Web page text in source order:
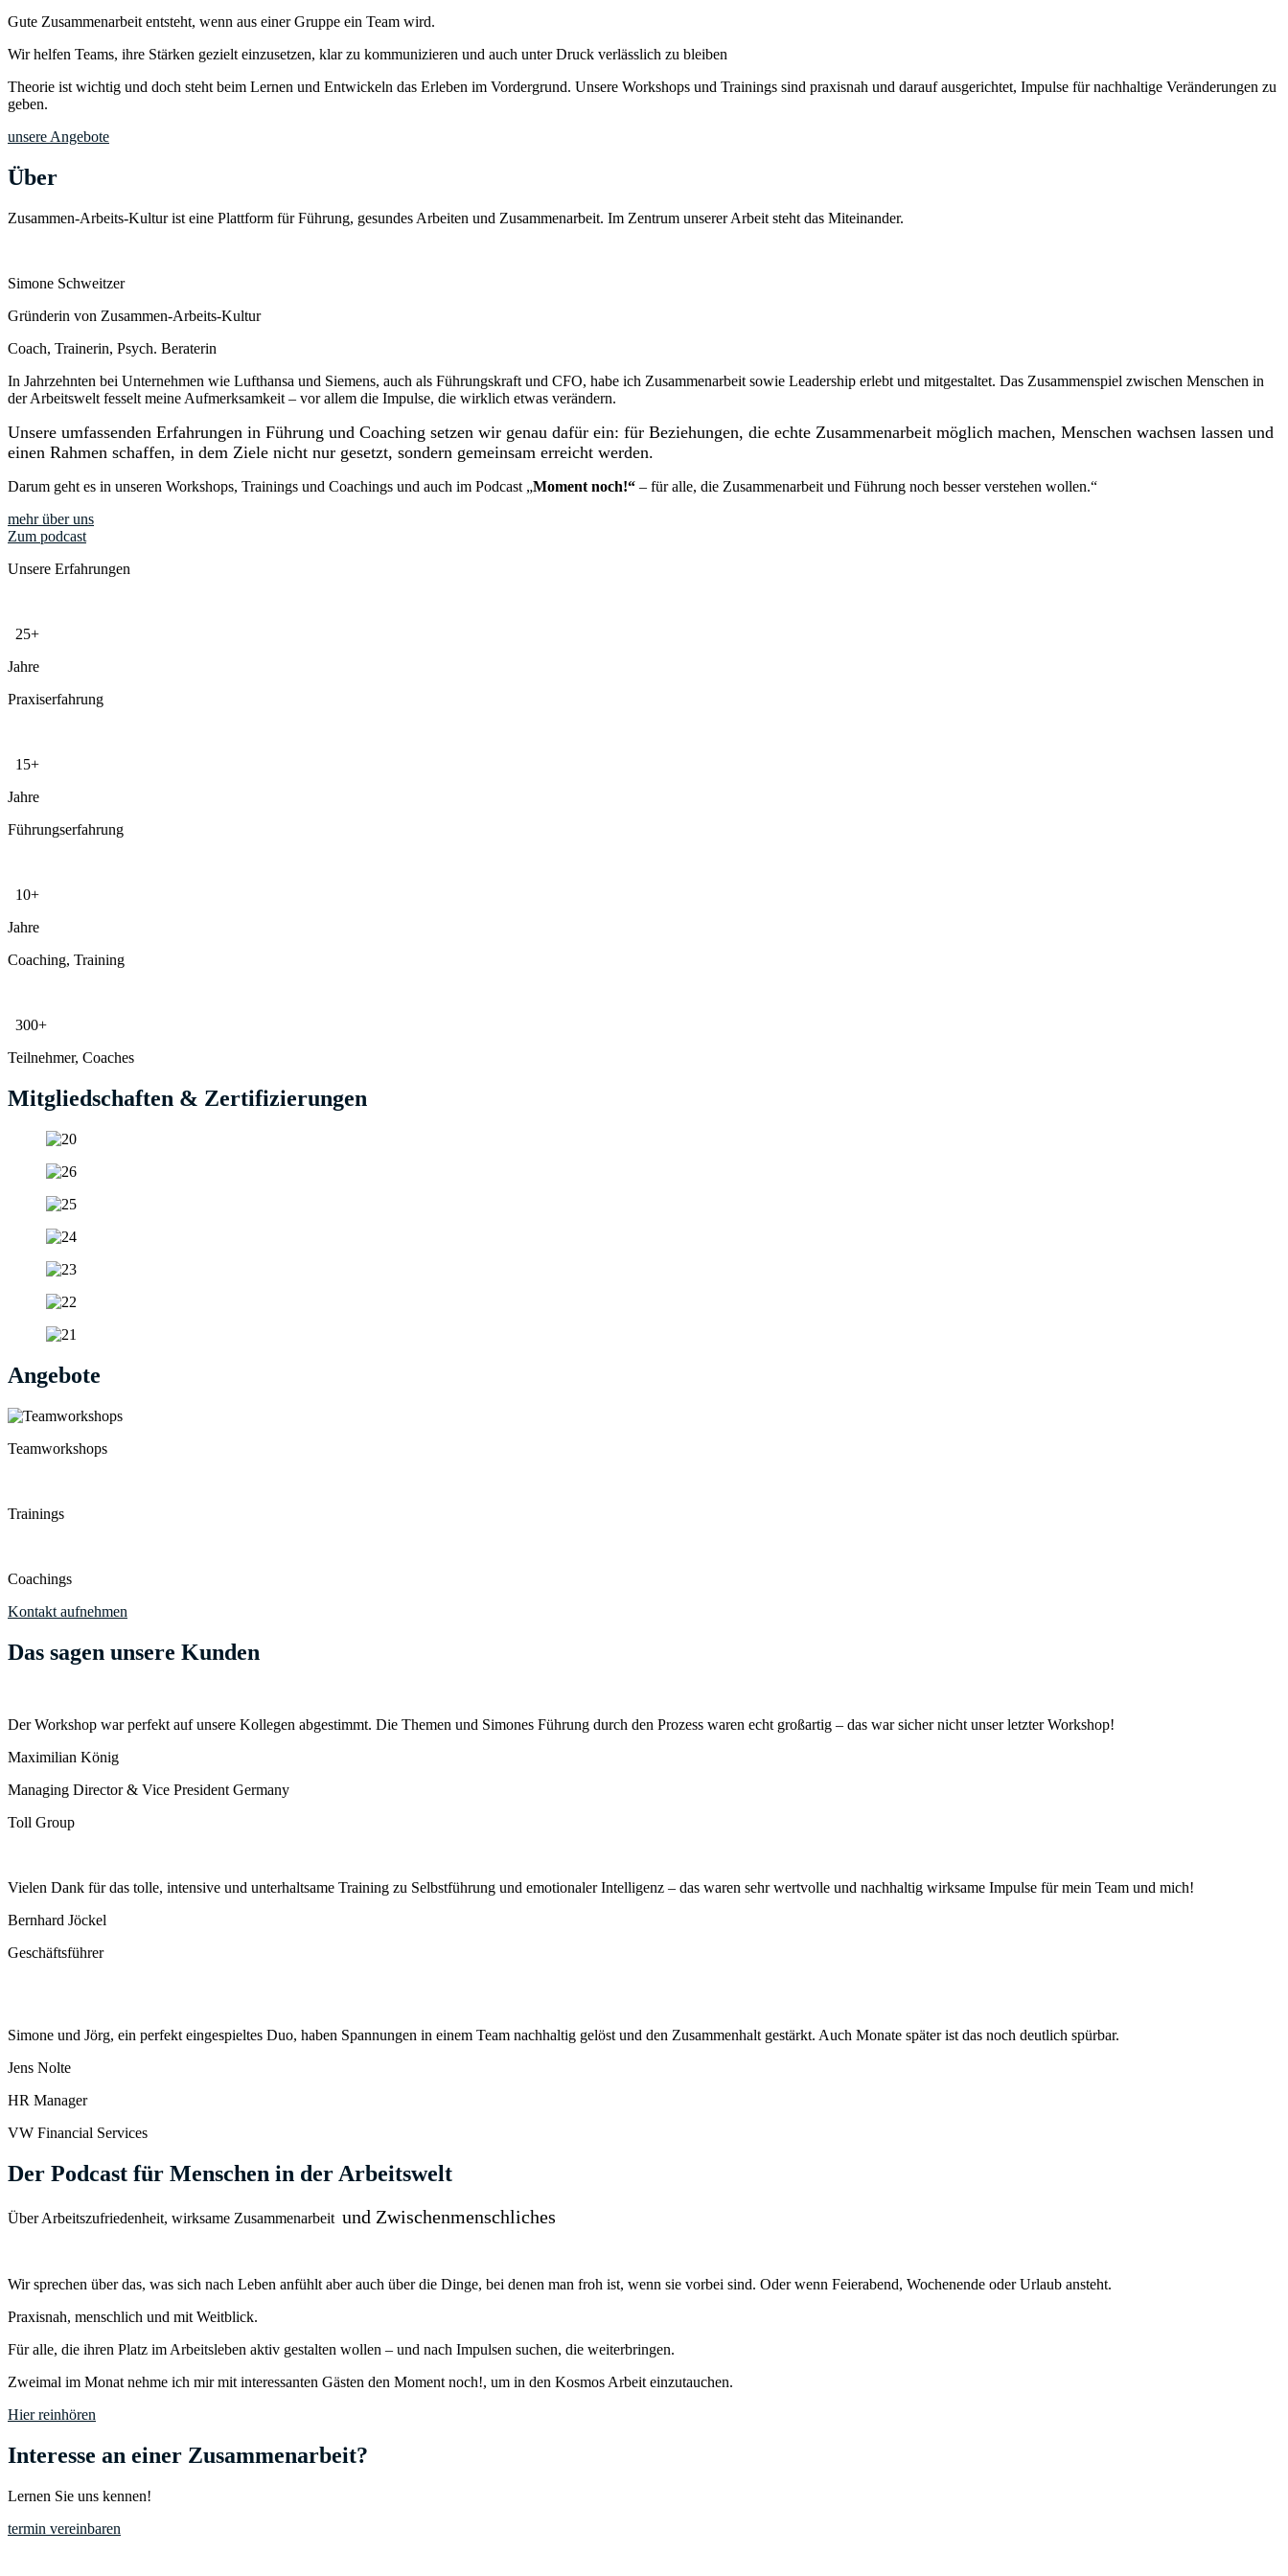
Gute Zusammenarbeit entsteht, wenn aus einer Gruppe ein Team wird.
Wir helfen Teams, ihre Stärken gezielt einzusetzen, klar zu kommunizieren und auch unter Druck verlässlich zu bleiben
Theorie ist wichtig und doch steht beim Lernen und Entwickeln das Erleben im Vordergrund. Unsere Workshops und Trainings sind praxisnah und darauf ausgerichtet, Impulse für nachhaltige Veränderungen zu
geben.
unsere Angebote
Über
Zusammen-Arbeits-Kultur ist eine Plattform für Führung, gesundes Arbeiten und Zusammenarbeit. Im Zentrum unserer Arbeit steht das Miteinander.
Simone Schweitzer
Gründerin von Zusammen-Arbeits-Kultur
Coach, Trainerin, Psych. Beraterin
In Jahrzehnten bei Unternehmen wie Lufthansa und Siemens, auch als Führungskraft und CFO, habe ich Zusammenarbeit sowie Leadership erlebt und mitgestaltet. Das Zusammenspiel zwischen Menschen in
der Arbeitswelt fesselt meine Aufmerksamkeit – vor allem die Impulse, die wirklich etwas verändern.
Unsere umfassenden Erfahrungen in Führung und Coaching setzen wir genau dafür ein: für Beziehungen, die echte Zusammenarbeit möglich machen, Menschen wachsen lassen und
einen Rahmen schaffen, in dem Ziele nicht nur gesetzt, sondern gemeinsam erreicht werden.
Darum geht es in unseren Workshops, Trainings und Coachings und auch im Podcast „Moment noch!“ – für alle, die Zusammenarbeit und Führung noch besser verstehen wollen.“
mehr über uns
Zum podcast
Unsere Erfahrungen
25+
Jahre
Praxiserfahrung
15+
Jahre
Führungserfahrung
10+
Jahre
Coaching, Training
300+
Teilnehmer, Coaches
Mitgliedschaften & Zertifizierungen
Angebote
Teamworkshops
Trainings
Coachings
Kontakt aufnehmen
Das sagen unsere Kunden
Der Workshop war perfekt auf unsere Kollegen abgestimmt. Die Themen und Simones Führung durch den Prozess waren echt großartig – das war sicher nicht unser letzter Workshop!
Maximilian König
Managing Director & Vice President Germany
Toll Group
Vielen Dank für das tolle, intensive und unterhaltsame Training zu Selbstführung und emotionaler Intelligenz – das waren sehr wertvolle und nachhaltig wirksame Impulse für mein Team und mich!
Bernhard Jöckel
Geschäftsführer
Simone und Jörg, ein perfekt eingespieltes Duo, haben Spannungen in einem Team nachhaltig gelöst und den Zusammenhalt gestärkt. Auch Monate später ist das noch deutlich spürbar.
Jens Nolte
HR Manager
VW Financial Services
Der Podcast für Menschen in der Arbeitswelt
Über Arbeitszufriedenheit, wirksame Zusammenarbeit und Zwischenmenschliches
Wir sprechen über das, was sich nach Leben anfühlt aber auch über die Dinge, bei denen man froh ist, wenn sie vorbei sind. Oder wenn Feierabend, Wochenende oder Urlaub ansteht.
Praxisnah, menschlich und mit Weitblick.
Für alle, die ihren Platz im Arbeitsleben aktiv gestalten wollen – und nach Impulsen suchen, die weiterbringen.
Zweimal im Monat nehme ich mir mit interessanten Gästen den Moment noch!, um in den Kosmos Arbeit einzutauchen.
Hier reinhören
Interesse an einer Zusammenarbeit?
Lernen Sie uns kennen!
termin vereinbaren